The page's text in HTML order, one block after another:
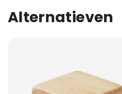
Alternatieven